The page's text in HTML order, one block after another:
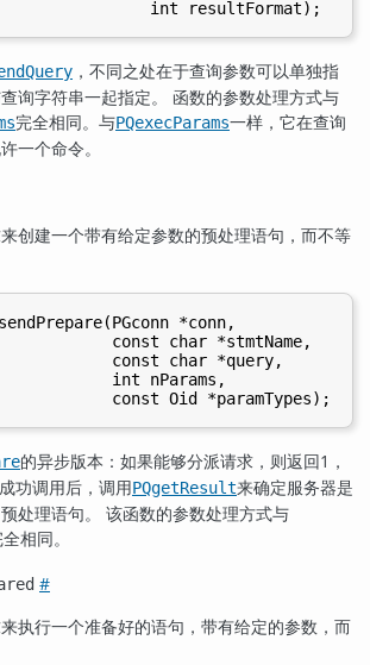
，不同之处在于查询参数可以单独指
询字符串一起指定。 函数的参数处理方式与
完全相同。与PQexecParams一样，它在查询
一个命令。
创建一个带有给定参数的预处理语句，而不等
*conn,
const char *stmtName,
const char *query,
int nParams,
的异步版本：如果能够分派请求，则返回1，
功调用后，调用PQgetResult来确定服务器是
处理语句。 该函数的参数处理方式与
相同。
#
执行一个准备好的语句，带有给定的参数，而